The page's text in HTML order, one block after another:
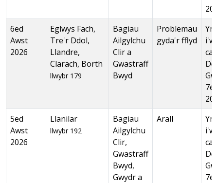
6ed
Awst
2026
Eglwys Fach,
Tre'r Ddol,
Llandre,
Clarach, Borth
llwybr 179
Bagiau
Ailgylchu
Clir a
Gwastraff
Bwyd
Problemau
gyda'r fflyd
i'w
5ed
Awst
2026
Llanilar
llwybr 192
Bagiau
Ailgylchu
Clir,
Gwastraff
Bwyd,
Gwydr a
Arall
i'w